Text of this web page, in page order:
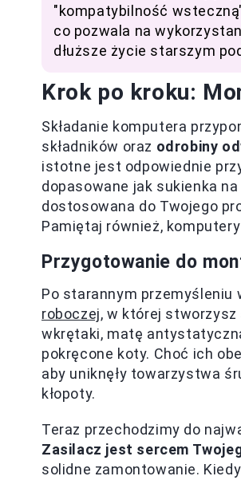
"kompatybilność
co pozwala na
dłuższe życie starszym
Krok po kroku:
Składanie komputera
składników oraz odrobiny
istotne jest odpowiednie
dopasowane jak sukienka
dostosowana do Twojego
Pamiętaj również,
Przygotowanie do
Po starannym przemyśleniu
roboczej, w której stworzysz
wkrętaki, matę
pokręcone koty. Choć ich
aby uniknęły towarzystwa
kłopoty.
Teraz przechodzimy do
Zasilacz jest sercem
solidne zamontowanie.